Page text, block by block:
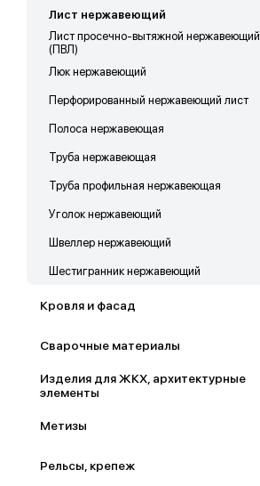
Лист нержавеющий
Лист просечно-вытяжной нержавеющий
(ПВЛ)
Люк нержавеющий
Перфорированный нержавеющий лист
Полоса нержавеющая
Труба нержавеющая
Труба профильная нержавеющая
Уголок нержавеющий
Швеллер нержавеющий
Шестигранник нержавеющий
Кровля и фасад
Сварочные материалы
Изделия для ЖКХ, архитектурные
элементы
Метизы
Рельсы, крепеж